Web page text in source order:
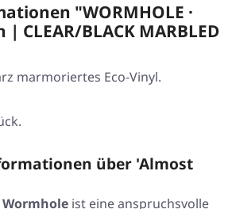
"WORMHOLE ·
CLEAR/BLACK MARBLED
marmoriertes Eco-Vinyl.
über 'Almost
Wormhole ist eine anspruchsvolle